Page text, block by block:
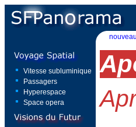
Vitesse subluminique
Passagers
Hyperespace
Space opera